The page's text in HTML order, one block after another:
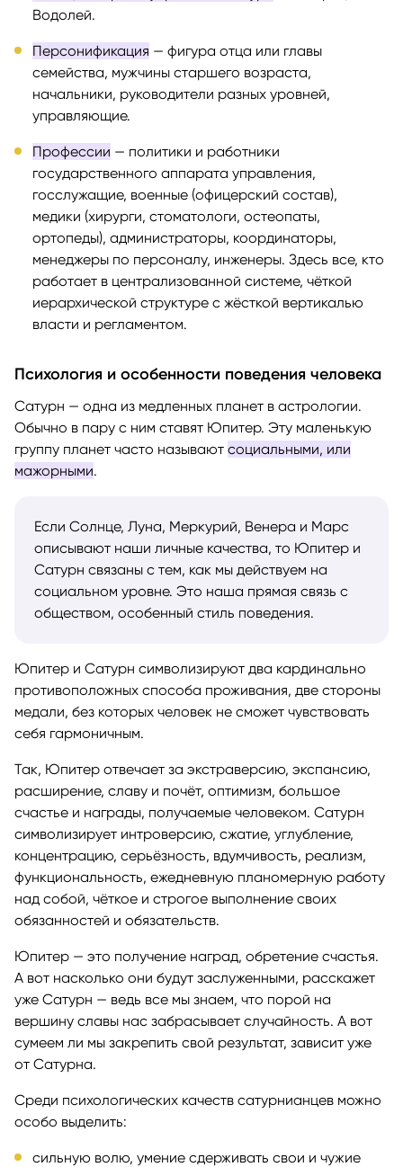
Водолей.
Персонификация — фигура отца или главы
семейства, мужчины старшего возраста,
начальники, руководители разных уровней,
управляющие.
Профессии — политики и работники
государственного аппарата управления,
госслужащие, военные (офицерский состав),
медики (хирурги, стоматологи, остеопаты,
ортопеды), администраторы, координаторы,
менеджеры по персоналу, инженеры. Здесь все, кто
работает в централизованной системе, чёткой
иерархической структуре с жёсткой вертикалью
власти и регламентом.
Психология и особенности поведения человека
Сатурн — одна из медленных планет в астрологии.
Обычно в пару с ним ставят Юпитер. Эту маленькую
группу планет часто называют социальными, или
мажорными.
Если Солнце, Луна, Меркурий, Венера и Марс
описывают наши личные качества, то Юпитер и
Сатурн связаны с тем, как мы действуем на
социальном уровне. Это наша прямая связь с
обществом, особенный стиль поведения.
Юпитер и Сатурн символизируют два кардинально
противоположных способа проживания, две стороны
медали, без которых человек не сможет чувствовать
себя гармоничным.
Так, Юпитер отвечает за экстраверсию, экспансию,
расширение, славу и почёт, оптимизм, большое
счастье и награды, получаемые человеком. Сатурн
символизирует интроверсию, сжатие, углубление,
концентрацию, серьёзность, вдумчивость, реализм,
функциональность, ежедневную планомерную работу
над собой, чёткое и строгое выполнение своих
обязанностей и обязательств.
Юпитер — это получение наград, обретение счастья.
А вот насколько они будут заслуженными, расскажет
уже Сатурн — ведь все мы знаем, что порой на
вершину славы нас забрасывает случайность. А вот
сумеем ли мы закрепить свой результат, зависит уже
от Сатурна.
Среди психологических качеств сатурнианцев можно
особо выделить:
сильную волю, умение сдерживать свои и чужие